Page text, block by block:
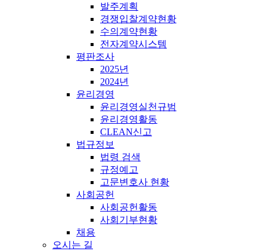
발주계획
경쟁입찰계약현황
수의계약현황
전자계약시스템
평판조사
2025년
2024년
윤리경영
윤리경영실천규범
윤리경영활동
CLEAN신고
법규정보
법령 검색
규정예고
고문변호사 현황
사회공헌
사회공헌활동
사회기부현황
채용
오시는 길